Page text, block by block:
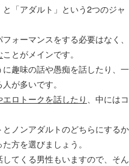
「アダルト」という2つのジャ
ォーマンスをする必要はなく、
ことがメインです。
趣味の話や愚痴を話したり、一
が多いです。
ロトークを話したり
、中にはコ
ノンアダルトのどちらにするか
方を選びましょう。
てくる男性もいますので、そん